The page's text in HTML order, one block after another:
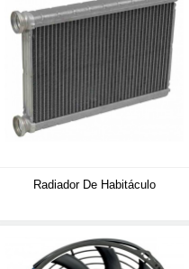
Radiador De Habitáculo